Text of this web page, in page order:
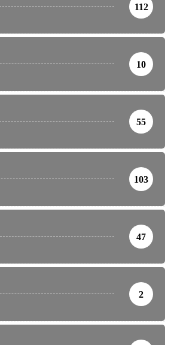
112
10
55
103
47
2